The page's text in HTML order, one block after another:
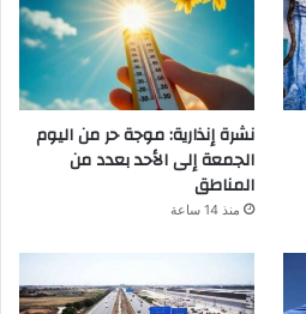
نشرة إنذارية: موجة حر من اليوم
الجمعة إلى الأحد بعدد من
المناطق
منذ 14 ساعة